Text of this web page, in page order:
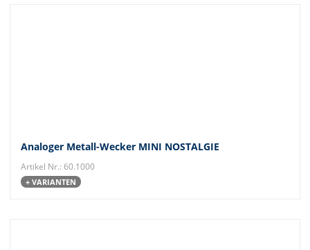
Analoger Metall-Wecker MINI NOSTALGIE
Artikel Nr.: 60.1000
+ VARIANTEN